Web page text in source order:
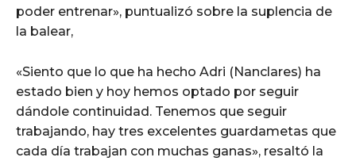
poder entrenar», puntualizó sobre la suplencia de
la balear,
«Siento que lo que ha hecho Adri (Nanclares) ha
estado bien y hoy hemos optado por seguir
dándole continuidad. Tenemos que seguir
trabajando, hay tres excelentes guardametas que
cada día trabajan con muchas ganas», resaltó la